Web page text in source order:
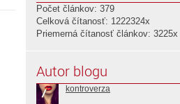
Počet článkov: 379
Celková čítanosť: 1222324x
Priemerná čítanosť článkov: 3225x
Autor blogu
kontroverza